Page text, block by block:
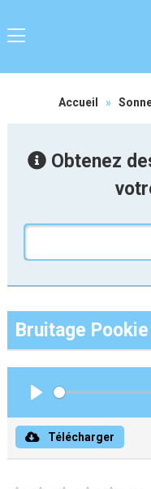
Accueil »
Obtenez
Bruitage
Télécharger